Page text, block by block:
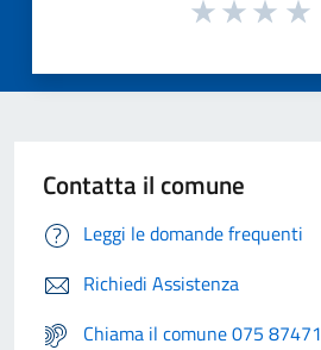
Contatta il comune
Leggi le domande frequenti
Richiedi Assistenza
Chiama il comune 075 87471